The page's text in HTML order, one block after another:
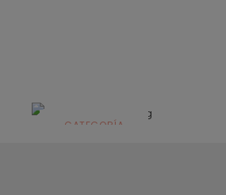
CATEGORÍA